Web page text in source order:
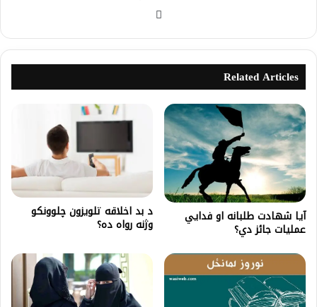
Related Articles
آيا شهادت طلبانه او فدایي
عمليات جائز دي؟
د بد اخلاقه تلويزون چلوونکو
وژنه رواه ده؟